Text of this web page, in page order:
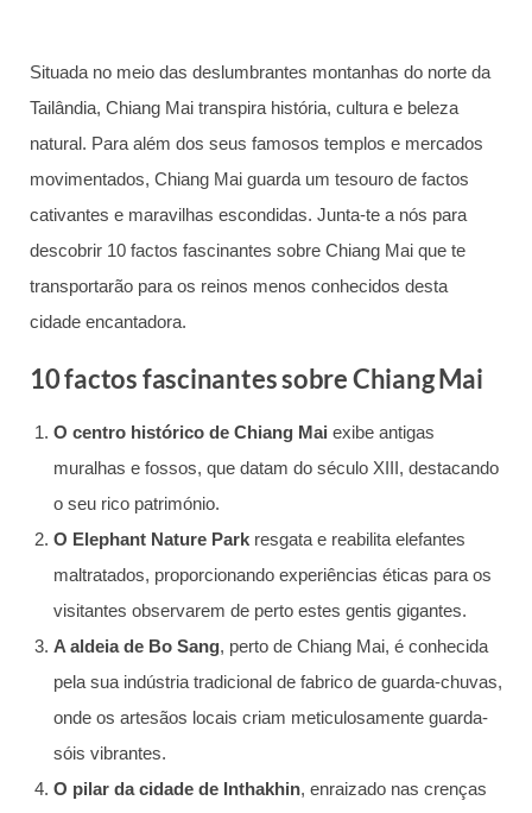
Situada no meio das deslumbrantes montanhas do norte da
Tailândia, Chiang Mai transpira história, cultura e beleza
natural. Para além dos seus famosos templos e mercados
movimentados, Chiang Mai guarda um tesouro de factos
cativantes e maravilhas escondidas. Junta-te a nós para
descobrir 10 factos fascinantes sobre Chiang Mai que te
transportarão para os reinos menos conhecidos desta
cidade encantadora.
10 factos fascinantes sobre Chiang Mai
O centro histórico de Chiang Mai exibe antigas
muralhas e fossos, que datam do século XIII, destacando
o seu rico património.
O Elephant Nature Park resgata e reabilita elefantes
maltratados, proporcionando experiências éticas para os
visitantes observarem de perto estes gentis gigantes.
A aldeia de Bo Sang, perto de Chiang Mai, é conhecida
pela sua indústria tradicional de fabrico de guarda-chuvas,
onde os artesãos locais criam meticulosamente guarda-
sóis vibrantes.
O pilar da cidade de Inthakhin, enraizado nas crenças